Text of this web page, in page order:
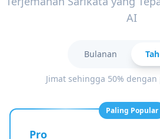
AI
Bulanan
Jimat sehingga 50%
Paling Popular
Pro